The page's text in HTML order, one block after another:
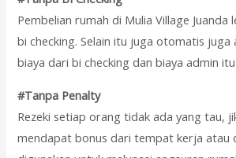
Pembelian rumah di Mulia Village Juanda
bi checking. Selain itu juga otomatis juga
biaya dari bi checking dan biaya admin
#Tanpa Penalty
Rezeki setiap orang tidak ada yang tau,
mendapat bonus dari tempat kerja atau